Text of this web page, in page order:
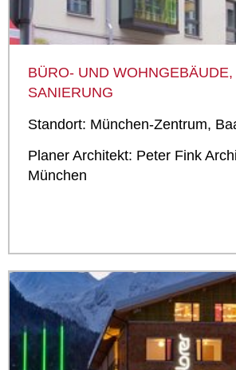
BÜRO-­ UND
SANIERUNG
Standort: München-­Zentrum,
Planer Architekt: Peter Fink
München